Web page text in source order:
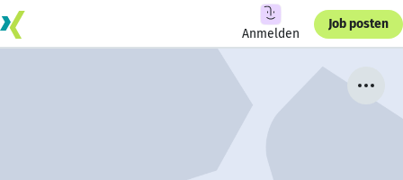
Anmelden
Job posten